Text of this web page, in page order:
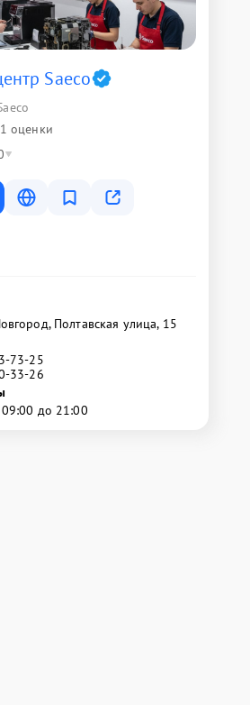
Saeco
оценки
Полтавская улица, 15
73-25
33-26
до 21:00